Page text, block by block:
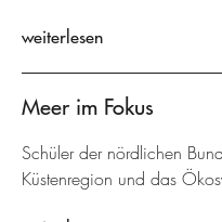
weiterlesen
Meer im Fokus
Schüler der nördlichen
Küstenregion und das